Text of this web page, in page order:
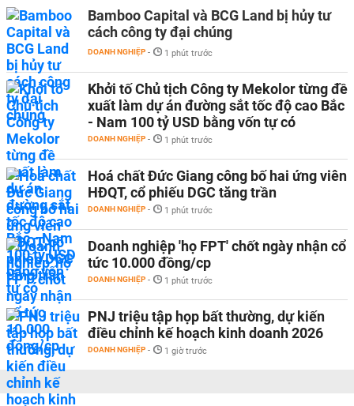
Bamboo Capital và BCG Land bị hủy tư
cách công ty đại chúng
DOANH NGHIỆP - 1 phút trước
Khởi tố Chủ tịch Công ty Mekolor từng đề
xuất làm dự án đường sắt tốc độ cao Bắc
- Nam 100 tỷ USD bằng vốn tự có
DOANH NGHIỆP - 1 phút trước
Hoá chất Đức Giang công bố hai ứng viên
HĐQT, cổ phiếu DGC tăng trần
DOANH NGHIỆP - 1 phút trước
Doanh nghiệp 'họ FPT' chốt ngày nhận cổ
tức 10.000 đồng/cp
DOANH NGHIỆP - 1 phút trước
PNJ triệu tập họp bất thường, dự kiến
điều chỉnh kế hoạch kinh doanh 2026
DOANH NGHIỆP - 1 giờ trước